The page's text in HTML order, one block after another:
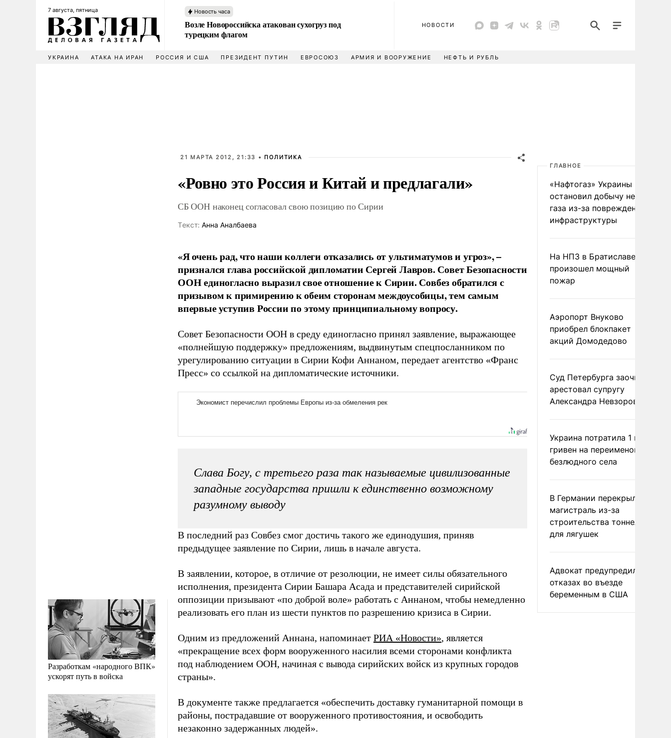
7 августа, пятница Новость часа
Возле Новороссийска атакован сухогруз под
турецким флагом
НОВОСТИ
УКРАИНА АТАКА НА ИРАН РОССИЯ И США ПРЕЗИДЕНТ ПУТИН ЕВРОСОЮЗ АРМИЯ И ВООРУЖЕНИЕ НЕФТЬ И РУБЛЬ
Разработкам «народного ВПК»
ускорят путь в войска
21 МАРТА 2012, 21:33 • ПОЛИТИКА
«Ровно это Россия и Китай и предлагали»
СБ ООН наконец согласовал свою позицию по Сирии
Tекст: Анна Аналбаева
«Я очень рад, что наши коллеги отказались от ультиматумов и угроз», –
признался глава российской дипломатии Сергей Лавров. Совет Безопасности
ООН единогласно выразил свое отношение к Сирии. Совбез обратился с
призывом к примирению к обеим сторонам междоусобицы, тем самым
впервые уступив России по этому принципиальному вопросу.
Совет Безопасности ООН в среду единогласно принял заявление, выражающее
«полнейшую поддержку» предложениям, выдвинутым спецпосланником по
урегулированию ситуации в Сирии Кофи Аннаном, передает агентство «Франс
Пресс» со ссылкой на дипломатические источники.
Слава Богу, с третьего раза так называемые цивилизованные
западные государства пришли к единственно возможному
разумному выводу
В последний раз Совбез смог достичь такого же единодушия, приняв
предыдущее заявление по Сирии, лишь в начале августа.
В заявлении, которое, в отличие от резолюции, не имеет силы обязательного
исполнения, президента Сирии Башара Асада и представителей сирийской
оппозиции призывают «по доброй воле» работать с Аннаном, чтобы немедленно
реализовать его план из шести пунктов по разрешению кризиса в Сирии.
Одним из предложений Аннана, напоминает РИА «Новости», является
«прекращение всех форм вооруженного насилия всеми сторонами конфликта
под наблюдением ООН, начиная с вывода сирийских войск из крупных городов
страны».
В документе также предлагается «обеспечить доставку гуманитарной помощи в
районы, пострадавшие от вооруженного противостояния, и освободить
незаконно задержанных людей».
ГЛАВНОЕ
«Нафтогаз» Украины
остановил добычу нефти и
газа из-за повреждения
инфраструктуры
На НПЗ в Братиславе
произошел мощный
пожар
Аэропорт Внуково
приобрел блокпакет
акций Домодедово
Суд Петербурга заочно
арестовал супругу
Александра Невзорова
Украина потратила 1 млн
гривен на переименование
безлюдного села
В Германии перекрыли
магистраль из-за
строительства тоннелей
для лягушек
Адвокат предупредил об
отказах во въезде
беременным в США